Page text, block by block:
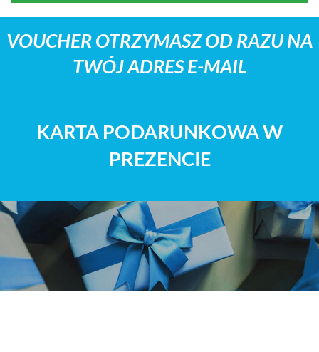
VOUCHER OTRZYMASZ OD RAZU NA
TWÓJ ADRES E-MAIL
KARTA PODARUNKOWA W
PREZENCIE